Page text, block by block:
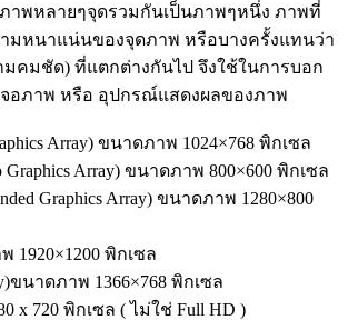
าพหลายๆจุดรวมกันเป็นภาพๆหนึ่ง ภาพที่
มหนาแน่นของจุดภาพ หรือบางครั้งแทนว่า
มคมชัด) ที่แตกต่างกันไป จึงใช้ในการบอก
ภาพ หรือ อุปกรณ์แสดงผลของภาพ
Array) ขนาดภาพ 1024×768 พิกเซล
Graphics Array) ขนาดภาพ 800×600 พิกเซล
Graphics Array) ขนาดภาพ 1280×800
1920×1200 พิกเซล
ขนาดภาพ 1366×768 พิกเซล
x 720 พิกเซล ( ไม่ใช่ Full HD )